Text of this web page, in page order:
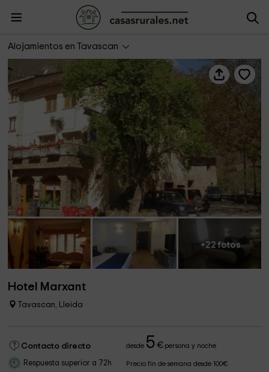
Alojamientos en Tavascan
+22 fotos
Hotel Marxant
Tavascan, Lleida
Contacto directo desde 5 €persona y noche
Respuesta superior a 72h Precio fin de semana desde 100€